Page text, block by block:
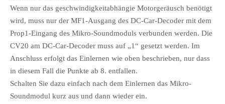
Wenn nur das geschwindigkeitabhängie Motorgeräusch benötigt
wird, muss nur der MF1-Ausgang des DC-Car-Decoder mit dem
Prop1-Eingang des Mikro-Soundmoduls verbunden werden. Die
CV20 am DC-Car-Decoder muss auf „1“ gesetzt werden. Im
Anschluss erfolgt das Einlernen wie oben beschrieben, nur dass
in diesem Fall die Punkte ab 8. entfallen.
Schalten Sie dazu einfach nach dem Einlernen das Mikro-
Soundmodul kurz aus und dann wieder ein.